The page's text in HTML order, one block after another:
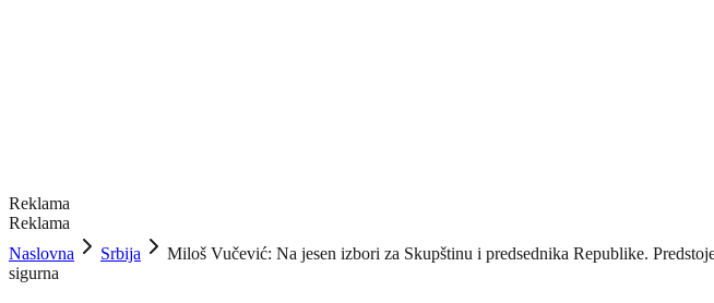
Reklama
Reklama
Naslovna
Srbija
Miloš Vučević: Na jesen izbori za Skupštinu i predsednika Republike.
sigurna